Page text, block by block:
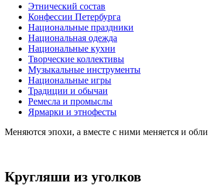
Этнический состав
Конфессии Петербурга
Национальные праздники
Национальная одежда
Национальные кухни
Творческие коллективы
Музыкальные инструменты
Национальные игры
Традиции и обычаи
Ремесла и промыслы
Ярмарки и этнофесты
Меняются эпохи, а вместе с ними меняется и
Кругляши из уголков